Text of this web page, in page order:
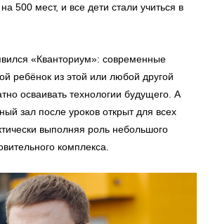
500 мест, и все дети стали учиться в
«Кванториум»: современные
ребёнок из этой или любой другой
осваивать технологии будущего. А
зал после уроков открыт для всех
выполняя роль небольшого
комплекса.